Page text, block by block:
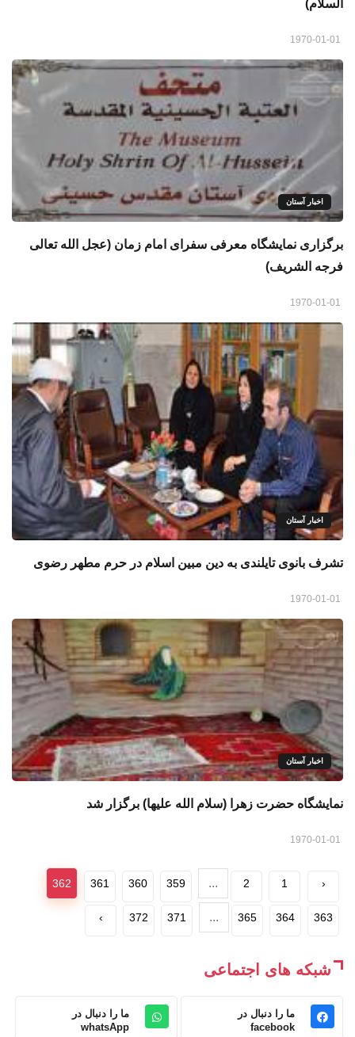
السلام)
اخبار آستان
برگزاری نمایشگاه معرفی سفرای امام زمان (عجل الله تعالی
فرجه الشریف)
اخبار آستان
تشرف بانوی تايلندی به دين مبين اسلام در حرم مطهر رضوی
اخبار آستان
نمایشگاه حضرت زهرا (سلام الله علیها) برگزار شد
‹
1
2
...
359
360
361
362
363
364
365
...
371
372
›
شبکه های اجتماعی
ما را دنبال در
facebook
ما را دنبال در
whatsApp